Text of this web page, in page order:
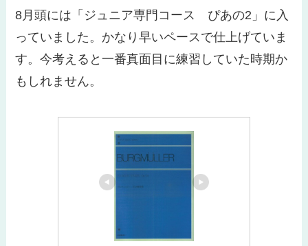
8月頭には「ジュニア専門コース ぴあの2」に入
っていました。 かなり早いペースで仕上げていま
す。今考えると一番真面目に練習していた時期か
もしれません。